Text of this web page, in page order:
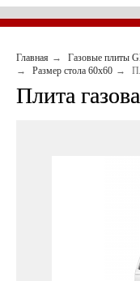
Главная
Газовые плиты
Размер стола 60х60
Плита